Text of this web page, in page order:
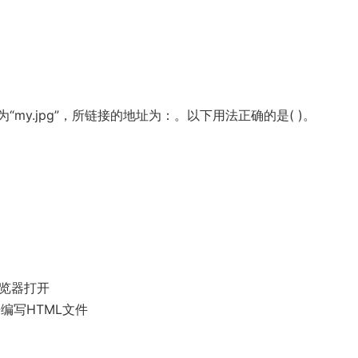
，所链接的地址为：。以下用法正确的是( )。
器打开
写HTML文件